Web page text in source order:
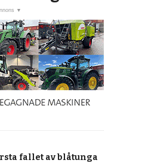
fallet av blåtunga